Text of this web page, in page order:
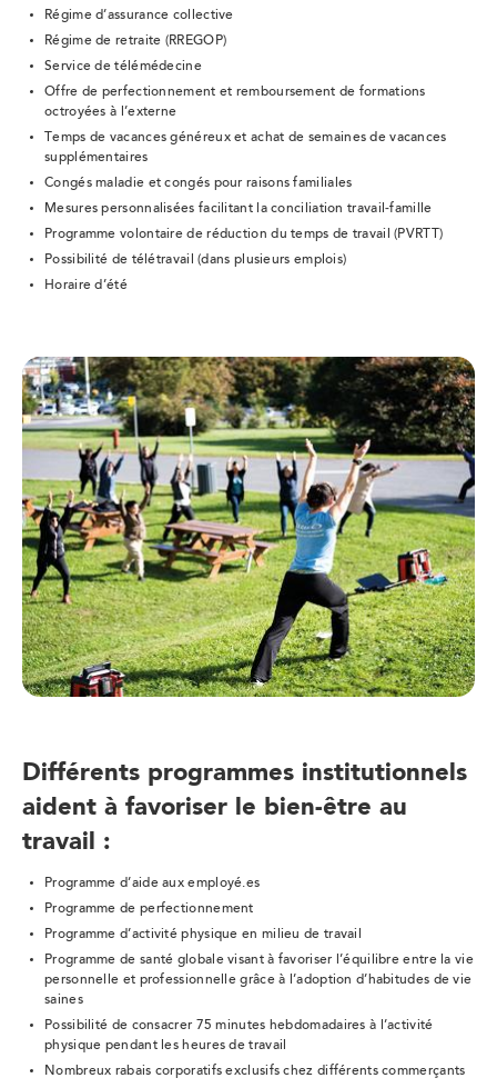
Régime d’assurance collective
Régime de retraite (RREGOP)
Service de télémédecine
Offre de perfectionnement et remboursement de formations
octroyées à l’externe
Temps de vacances généreux et achat de semaines de vacances
supplémentaires
Congés maladie et congés pour raisons familiales
Mesures personnalisées facilitant la conciliation travail-famille
Programme volontaire de réduction du temps de travail (PVRTT)
Possibilité de télétravail (dans plusieurs emplois)
Horaire d’été
Différents programmes institutionnels
aident à favoriser le bien-être au
travail :
Programme d’aide aux employé.es
Programme de perfectionnement
Programme d’activité physique en milieu de travail
Programme de santé globale visant à favoriser l’équilibre entre la vie
personnelle et professionnelle grâce à l’adoption d’habitudes de vie
saines
Possibilité de consacrer 75 minutes hebdomadaires à l’activité
physique pendant les heures de travail
Nombreux rabais corporatifs exclusifs chez différents commerçants